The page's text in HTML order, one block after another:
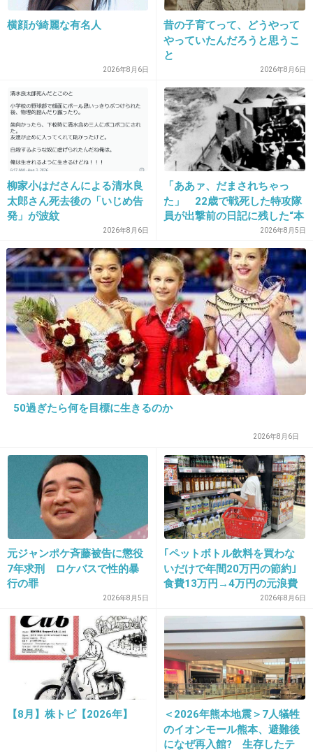
26. 匿名 2015/07/28(火) 17:26:32
日焼け止めをベッタリ塗って日焼け対策万全と
思いきや、髪の分け目の頭皮が焼けただれる
+66 -2
27. 匿名2015/07/28(火) 17:27:05
カップルが、ひくくらいイチャついていて、子
供と一緒だと気まずくなる
+65 -3
28. 匿名2015/07/28(火) 17:28:35
おまたにめっちゃ砂はって歩くとチクチクする
ビーチサンダルの中にもめっちゃ砂入って痛い
から結局脱ぎ捨てる
ブラからパッドはみでる
+32 -1
29. 匿名2015/07/28(火) 17:29:12
大きな波がきて、一気に砂浜まで追い込まれる
+12 -2
30. 匿名2015/07/28(火) 17:29:24
帰りがとてもだるい。
+116 -0
2015/07/28(火) 17:29:54
DOQ家族の一番小さい男児の後ろの髪が長いｗ
+113 -2
横顔が綺麗な有名人
2026年8月6日
昔の子育てって、どうやって
やっていたんだろうと思うこ
と
2026年8月6日
柳家小はださんによる清水良
太郎さん死去後の「いじめ告
発」が波紋
2026年8月6日
「ああァ、だまされちゃっ
た」 22歳で戦死した特攻隊
員が出撃前の日記に残した“本
2026年8月5日
50過ぎたら何を目標に生きるのか
2026年8月6日
元ジャンポケ斉藤被告に懲役
7年求刑 ロケバスで性的暴
行の罪
2026年8月5日
｢ペットボトル飲料を買わな
いだけで年間20万円の節約｣
食費13万円→4万円の元浪費
主婦が買うのをやめた食品5
つ
2026年8月6日
【8月】株トピ【2026年】
＜2026年熊本地震＞7人犠牲
のイオンモール熊本、避難後
になぜ再入館? 生存したテ